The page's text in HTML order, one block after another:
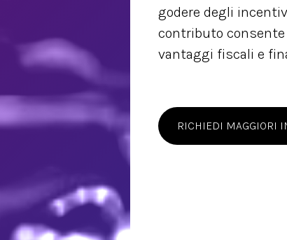
godere degli
contributo
vantaggi fiscali e
RICHIEDI MAGGIORI